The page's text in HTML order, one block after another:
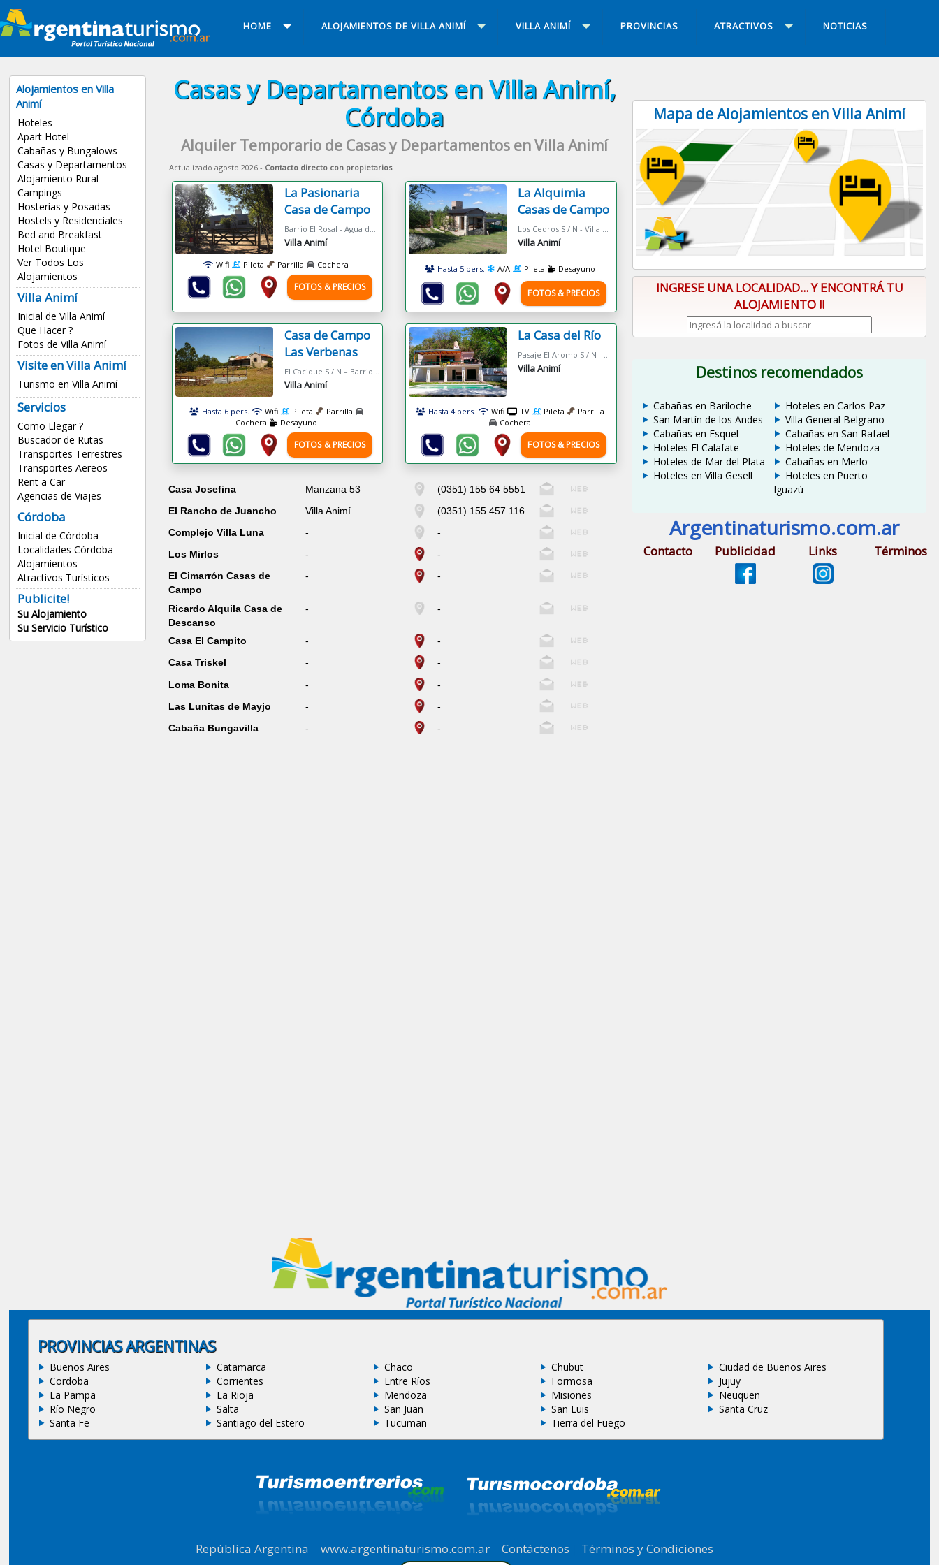
HOME ALOJAMIENTOS DE VILLA ANIMÍ VILLA ANIMÍ PROVINCIAS ATRACTIVOS NOTICIAS
Alojamientos en Villa
Animí
Hoteles
Apart Hotel
Cabañas y Bungalows
Casas y Departamentos
Alojamiento Rural
Campings
Hosterías y Posadas
Hostels y Residenciales
Bed and Breakfast
Hotel Boutique
Ver Todos Los
Alojamientos
Villa Animí
Inicial de Villa Animí
Que Hacer ?
Fotos de Villa Animí
Visite en Villa Animí
Turismo en Villa Animí
Servicios
Como Llegar ?
Buscador de Rutas
Transportes Terrestres
Transportes Aereos
Rent a Car
Agencias de Viajes
Córdoba
Inicial de Córdoba
Localidades Córdoba
Alojamientos
Atractivos Turísticos
Publicite!
Su Alojamiento
Su Servicio Turístico
Casas y Departamentos en Villa Animí,
Córdoba
Alquiler Temporario de Casas y Departamentos en Villa Animí
Actualizado agosto 2026 - Contacto directo con propietarios
La Pasionaria
Casa de Campo
Villa Animí
Wifi Pileta Parrilla Cochera
FOTOS & PRECIOS
La Alquimia
Casas de Campo
Villa Animí
Hasta 5 pers. A/A Pileta Desayuno
FOTOS & PRECIOS
Casa de Campo
Las Verbenas
Villa Animí
Hasta 6 pers. Wifi Pileta
Parrilla
Cochera
Desayuno
FOTOS & PRECIOS
La Casa del Río
Villa Animí
Hasta 4 pers. Wifi TV Pileta
Parrilla
Cochera
FOTOS & PRECIOS
Casa Josefina Manzana 53
(0351) 155 64 5551
El Rancho de Juancho
Villa Animí
(0351) 155 457 116
Complejo Villa Luna
-
-
Los Mirlos
-
-
El Cimarrón Casas de
Campo
- -
Ricardo Alquila Casa de
Descanso
- -
Casa El Campito -
-
Casa Triskel
-
-
Loma Bonita
-
-
Las Lunitas de Mayjo
-
-
Cabaña Bungavilla
- -
Mapa de Alojamientos en Villa Animí
INGRESE UNA LOCALIDAD... Y ENCONTRÁ TU
ALOJAMIENTO !!
Destinos recomendados
Cabañas en Bariloche
San Martín de los Andes
Cabañas en Esquel
Hoteles El Calafate
Hoteles de Mar del Plata
Hoteles en Villa Gesell
Hoteles en Carlos Paz
Villa General Belgrano
Cabañas en San Rafael
Hoteles de Mendoza
Cabañas en Merlo
Hoteles en Puerto
Iguazú
Argentinaturismo.com.ar
Contacto Publicidad Links Términos
PROVINCIAS ARGENTINAS
Buenos Aires Catamarca Chaco Chubut
Ciudad de Buenos Aires
Cordoba
Corrientes Entre Ríos Formosa
Jujuy
La Pampa
La Rioja Mendoza Misiones
Neuquen
Río Negro
Salta San Juan San Luis
Santa Cruz
Santa Fe
Santiago del Estero Tucuman Tierra del Fuego
República Argentina |www.argentinaturismo.com.ar |Contáctenos Términos y Condiciones